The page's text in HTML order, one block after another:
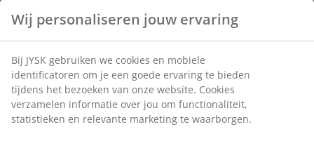
Wij personaliseren jouw ervaring
Bij JYSK gebruiken we cookies en mobiele
identificatoren om je een goede ervaring te bieden
tijdens het bezoeken van onze website. Cookies
verzamelen informatie over jou om functionaliteit,
statistieken en relevante marketing te waarborgen.